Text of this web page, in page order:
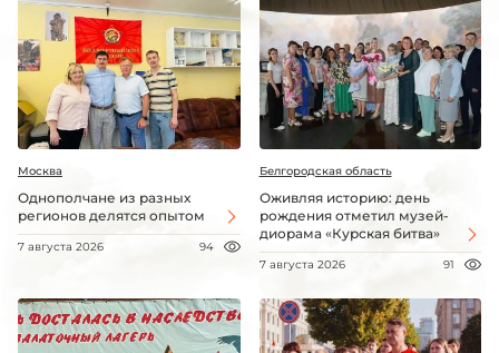
Москва
Однополчане из разных
регионов делятся опытом
7 августа 2026 94
Белгородская область
Оживляя историю: день
рождения отметил музей-
диорама «Курская битва»
7 августа 2026 91